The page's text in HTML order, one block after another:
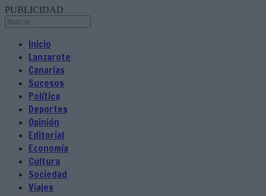
PUBLICIDAD
Inicio
Lanzarote
Canarias
Sucesos
Política
Deportes
Opinión
Editorial
Economía
Cultura
Sociedad
Viajes